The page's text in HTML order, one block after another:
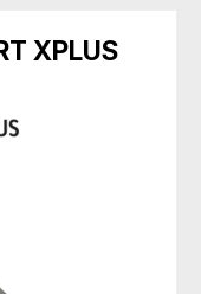
XPLUS